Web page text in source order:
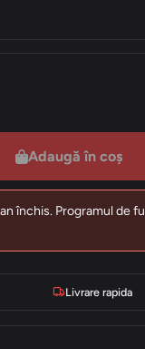
Adaugă în coș
închis. Programul de
Livrare rapida